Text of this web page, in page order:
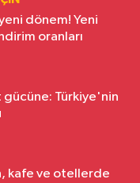
dönem! Yeni
oranları
Türkiye'nin
kafe ve otellerde